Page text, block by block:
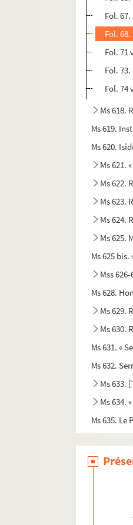
Fol.
Fol.
Fol. 71
Fol.
Fol. 74
Ms 618.
Ms 619.
Ms 620.
Ms 621.
Ms 622.
Ms 623.
Ms 624.
Ms 625.
Ms 625
Mss
Ms 628.
Ms 629.
Ms 630.
Ms 631. «
Ms 632.
Ms 633.
Ms 634.
Ms 635.